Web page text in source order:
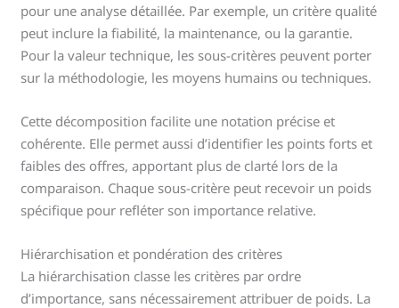
pour une analyse détaillée. Par exemple, un critère qualité
peut inclure la fiabilité, la maintenance, ou la garantie.
Pour la valeur technique, les sous-critères peuvent porter
sur la méthodologie, les moyens humains ou techniques.
Cette décomposition facilite une notation précise et
cohérente. Elle permet aussi d’identifier les points forts et
faibles des offres, apportant plus de clarté lors de la
comparaison. Chaque sous-critère peut recevoir un poids
spécifique pour refléter son importance relative.
Hiérarchisation et pondération des critères
La hiérarchisation classe les critères par ordre
d’importance, sans nécessairement attribuer de poids. La